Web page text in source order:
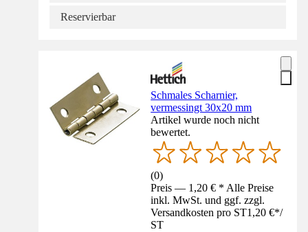
Reservierbar
Schmales Scharnier,
vermessingt 30x20 mm
Artikel wurde noch nicht
bewertet.
(0)
Preis — 1,20 € * Alle Preise
inkl. MwSt. und ggf. zzgl.
Versandkosten pro ST1,20 €*/
ST